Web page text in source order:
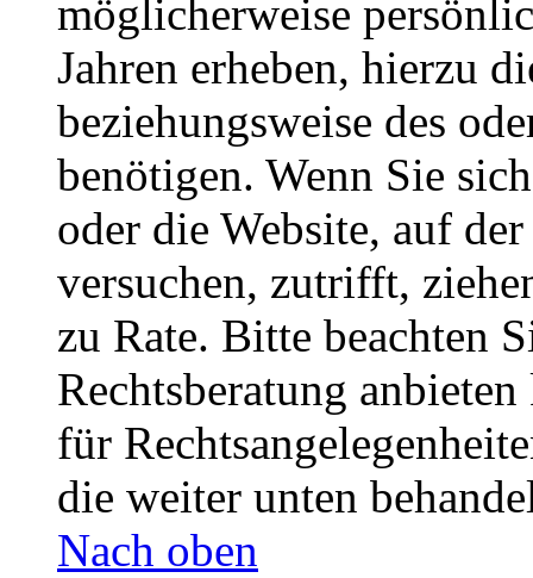
möglicherweise
Jahren erheben, hierzu
beziehungsweise des
benötigen. Wenn Sie
oder die Website, auf
versuchen, zutrifft,
zu Rate. Bitte beachten
Rechtsberatung
für
die weiter unten
Nach oben